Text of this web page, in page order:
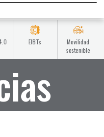
EIBTs
Movilidad
sostenible